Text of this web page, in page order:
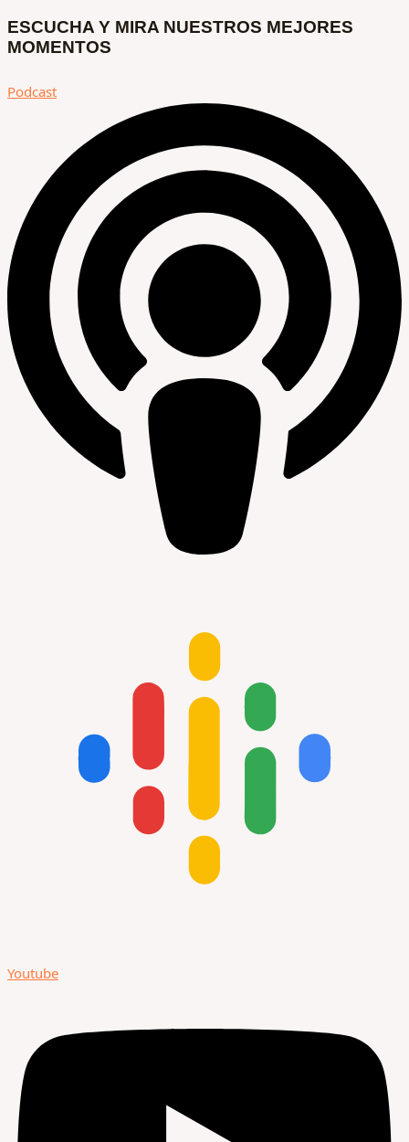
ESCUCHA Y MIRA NUESTROS MEJORES
MOMENTOS
Podcast
Youtube